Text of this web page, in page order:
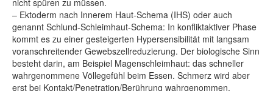
nicht spüren zu müssen.
– Ektoderm nach Innerem Haut-Schema (IHS) oder auch
genannt Schlund-Schleimhaut-Schema: In konfliktaktiver Phase
kommt es zu einer gesteigerten Hypersensibilität mit langsam
voranschreitender Gewebszellreduzierung. Der biologische Sinn
besteht darin, am Beispiel Magenschleimhaut: das schneller
wahrgenommene Völlegefühl beim Essen. Schmerz wird aber
erst bei Kontakt/Penetration/Berührung wahrgenommen.